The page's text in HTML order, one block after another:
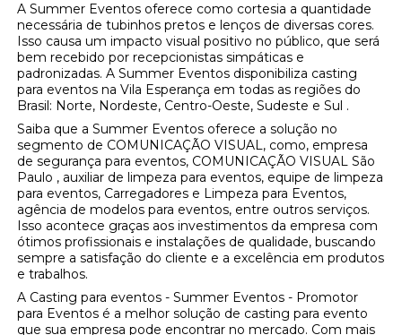
A Summer Eventos oferece como cortesia a quantidade
necessária de tubinhos pretos e lenços de diversas cores.
Isso causa um impacto visual positivo no público, que será
bem recebido por recepcionistas simpáticas e
padronizadas. A Summer Eventos disponibiliza casting
para eventos na Vila Esperança em todas as regiões do
Brasil: Norte, Nordeste, Centro-Oeste, Sudeste e Sul .
Saiba que a Summer Eventos oferece a solução no
segmento de COMUNICAÇÃO VISUAL, como, empresa
de segurança para eventos, COMUNICAÇÃO VISUAL São
Paulo , auxiliar de limpeza para eventos, equipe de limpeza
para eventos, Carregadores e Limpeza para Eventos,
agência de modelos para eventos, entre outros serviços.
Isso acontece graças aos investimentos da empresa com
ótimos profissionais e instalações de qualidade, buscando
sempre a satisfação do cliente e a excelência em produtos
e trabalhos.
A Casting para eventos - Summer Eventos - Promotor
para Eventos é a melhor solução de casting para evento
que sua empresa pode encontrar no mercado. Com mais